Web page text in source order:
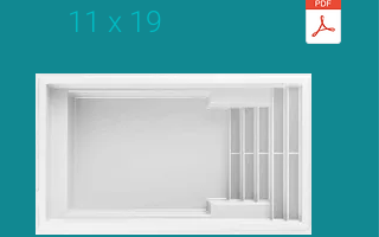
11 x 19